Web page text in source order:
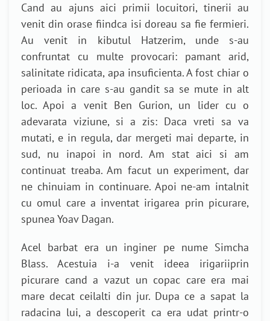
Cand au ajuns aici primii locuitori, tinerii au
venit din orase fiindca isi doreau sa fie fermieri.
Au venit in kibutul Hatzerim, unde s-au
confruntat cu multe provocari: pamant arid,
salinitate ridicata, apa insuficienta. A fost chiar o
perioada in care s-au gandit sa se mute in alt
loc. Apoi a venit Ben Gurion, un lider cu o
adevarata viziune, si a zis: Daca vreti sa va
mutati, e in regula, dar mergeti mai departe, in
sud, nu inapoi in nord. Am stat aici si am
continuat treaba. Am facut un experiment, dar
ne chinuiam in continuare. Apoi ne-am intalnit
cu omul care a inventat irigarea prin picurare,
spunea Yoav Dagan.
Acel barbat era un inginer pe nume Simcha
Blass. Acestuia i-a venit ideea irigariiprin
picurare cand a vazut un copac care era mai
mare decat ceilalti din jur. Dupa ce a sapat la
radacina lui, a descoperit ca era udat printr-o